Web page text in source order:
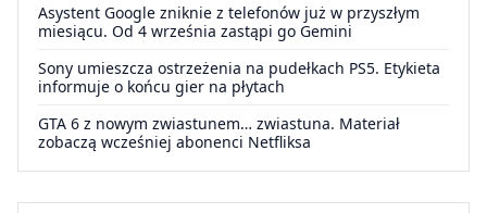
Asystent Google zniknie z telefonów już w przyszłym
miesiącu. Od 4 września zastąpi go Gemini
Sony umieszcza ostrzeżenia na pudełkach PS5. Etykieta
informuje o końcu gier na płytach
GTA 6 z nowym zwiastunem… zwiastuna. Materiał
zobaczą wcześniej abonenci Netfliksa